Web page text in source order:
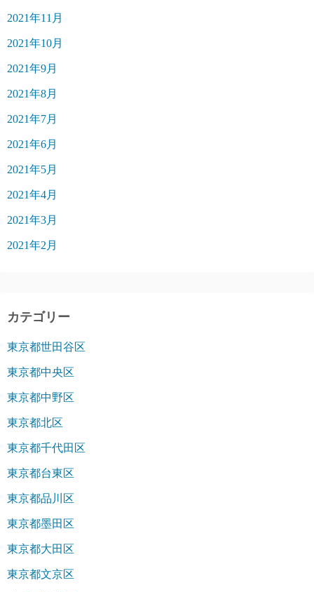
2021年11月
2021年10月
2021年9月
2021年8月
2021年7月
2021年6月
2021年5月
2021年4月
2021年3月
2021年2月
カテゴリー
東京都世田谷区
東京都中央区
東京都中野区
東京都北区
東京都千代田区
東京都台東区
東京都品川区
東京都墨田区
東京都大田区
東京都文京区